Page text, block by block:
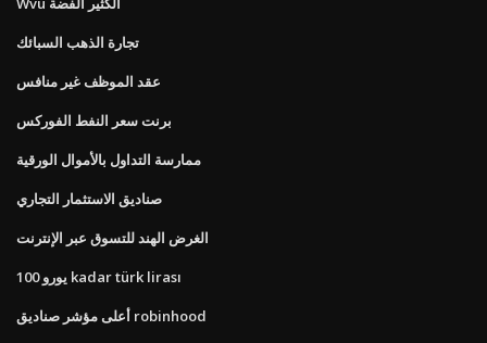
تجارة الذهب السبائك
عقد الموظف غير منافس
برنت سعر النفط الفوركس
ممارسة التداول بالأموال الورقية
صناديق الاستثمار التجاري
الغرض الهند للتسوق عبر الإنترنت
100 يورو kadar türk lirası
أعلى مؤشر صناديق robinhood